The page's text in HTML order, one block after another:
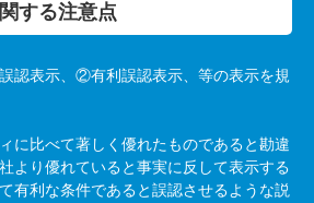
する注意点
認表示、②有利誤認表示、等の表示を規
に比べて著しく優れたものであると勘違
より優れていると事実に反して表示する
有利な条件であると誤認させるような説